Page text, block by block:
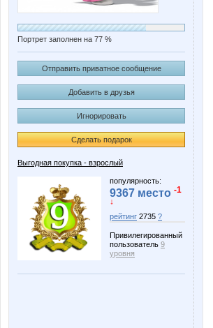
Портрет заполнен на 77 %
Отправить приватное сообщение
Добавить в друзья
Игнорировать
Сделать подарок
Выгодная покупка - взрослый
популярность:
9367 место -1
↓
рейтинг 2735 ?
Привилегированный
пользователь 9
уровня